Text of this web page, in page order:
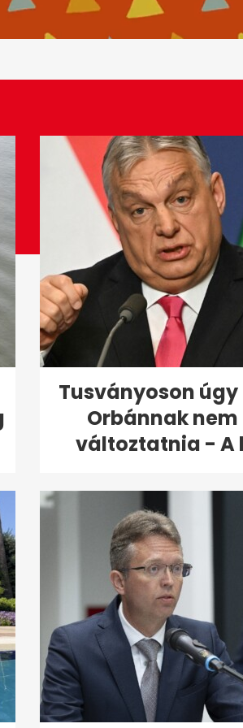
Tusványoson
Orbánnak nem
változtatnia - A